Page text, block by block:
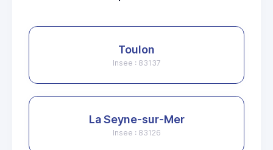
Toulon
Insee : 83137
La Seyne-sur-Mer
Insee : 83126